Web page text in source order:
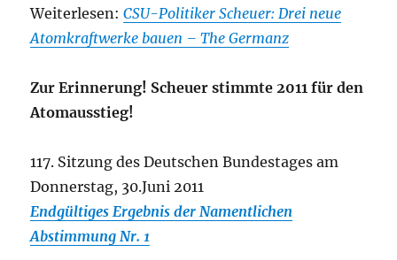
Weiterlesen:CSU-Politiker Scheuer: Drei neue
Atomkraftwerke bauen – The Germanz
Zur Erinnerung! Scheuer stimmte 2011 für den
Atomausstieg!
117. Sitzung des Deutschen Bundestages am
Donnerstag, 30.Juni 2011
Endgültiges Ergebnis der Namentlichen
Abstimmung Nr. 1